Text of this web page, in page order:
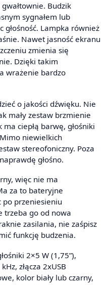
Budzik
sygnałem lub
głośność. Lampka również
Nawet jasność ekranu
zmienia się
Dzięki takim
wrażenie bardzo
o jakości dźwięku. Nie
mały zestaw brzmienie
ciepłą barwę, głośniki
niewielkich
stereofoniczny. Poza
głośno.
więc nie ma
za to bateryjne
przeniesieniu
trzeba go od nowa
zasilania, nie zaśpisz
funkcję budzenia.
2×5 W (1,75”),
złącza 2xUSB
kolor biały lub czarny,